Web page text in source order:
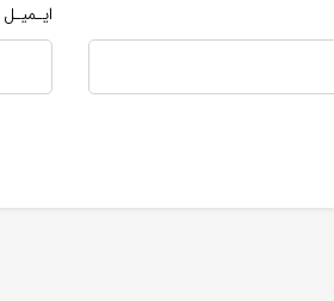
ایـمیـل